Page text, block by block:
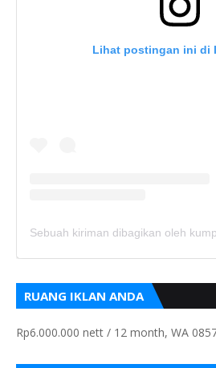
Lihat postingan ini di
RUANG IKLAN ANDA
Rp6.000.000 nett / 12 month, WA